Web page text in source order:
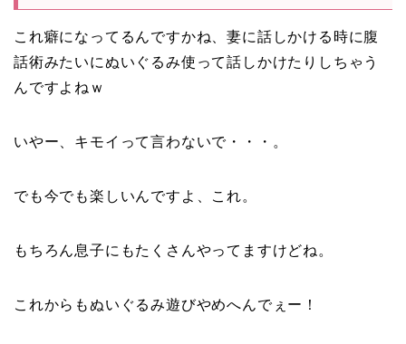
これ癖になってるんですかね、妻に話しかける時に腹
話術みたいにぬいぐるみ使って話しかけたりしちゃう
んですよねｗ
いやー、キモイって言わないで・・・。
でも今でも楽しいんですよ、これ。
もちろん息子にもたくさんやってますけどね。
これからもぬいぐるみ遊びやめへんでぇー！